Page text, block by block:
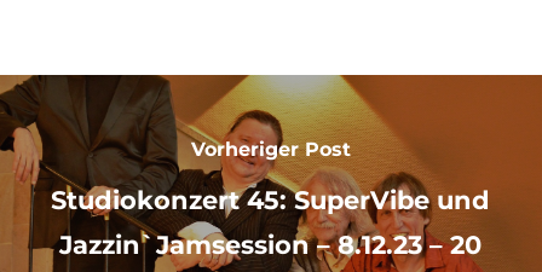
Vorheriger Post
Studiokonzert 45: SuperVibe und
Jazzin`Jamsession – 8.12.23 – 20